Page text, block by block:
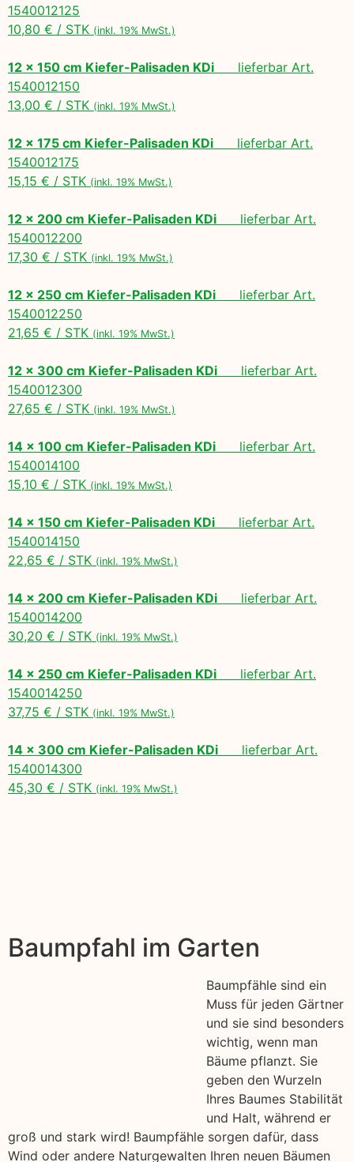
1540012125
10,80 € / STK (inkl. 19% MwSt.)
12 x 150 cm Kiefer-Palisaden KDi lieferbar Art.
1540012150
13,00 € / STK (inkl. 19% MwSt.)
12 x 175 cm Kiefer-Palisaden KDi lieferbar Art.
1540012175
15,15 € / STK (inkl. 19% MwSt.)
12 x 200 cm Kiefer-Palisaden KDi lieferbar Art.
1540012200
17,30 € / STK (inkl. 19% MwSt.)
12 x 250 cm Kiefer-Palisaden KDi lieferbar Art.
1540012250
21,65 € / STK (inkl. 19% MwSt.)
12 x 300 cm Kiefer-Palisaden KDi lieferbar Art.
1540012300
27,65 € / STK (inkl. 19% MwSt.)
14 x 100 cm Kiefer-Palisaden KDi lieferbar Art.
1540014100
15,10 € / STK (inkl. 19% MwSt.)
14 x 150 cm Kiefer-Palisaden KDi lieferbar Art.
1540014150
22,65 € / STK (inkl. 19% MwSt.)
14 x 200 cm Kiefer-Palisaden KDi lieferbar Art.
1540014200
30,20 € / STK (inkl. 19% MwSt.)
14 x 250 cm Kiefer-Palisaden KDi lieferbar Art.
1540014250
37,75 € / STK (inkl. 19% MwSt.)
14 x 300 cm Kiefer-Palisaden KDi lieferbar Art.
1540014300
45,30 € / STK (inkl. 19% MwSt.)
Baumpfahl im Garten
Baumpfähle sind ein
Muss für jeden Gärtner
und sie sind besonders
wichtig, wenn man
Bäume pflanzt. Sie
geben den Wurzeln
Ihres Baumes Stabilität
und Halt, während er
groß und stark wird! Baumpfähle sorgen dafür, dass
Wind oder andere Naturgewalten Ihren neuen Bäumen